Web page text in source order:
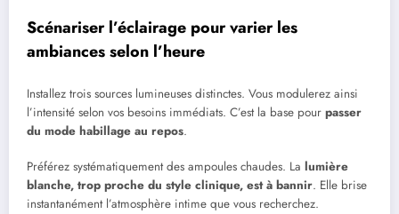
Scénariser l’éclairage pour varier les
ambiances selon l’heure
Installez trois sources lumineuses distinctes. Vous modulerez ainsi
l’intensité selon vos besoins immédiats. C’est la base pour passer
du mode habillage au repos.
Préférez systématiquement des ampoules chaudes. La lumière
blanche, trop proche du style clinique, est à bannir. Elle brise
instantanément l’atmosphère intime que vous recherchez.